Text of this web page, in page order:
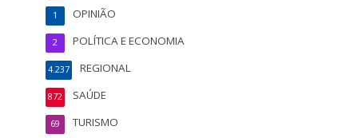
OPINIÃO
1
POLÍTICA E ECONOMIA
2
REGIONAL
4.237
SAÚDE
872
TURISMO
69